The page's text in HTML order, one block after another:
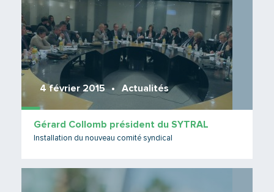
4 février 2015 Actualités
Gérard Collomb président du SYTRAL
Installation du nouveau comité syndical